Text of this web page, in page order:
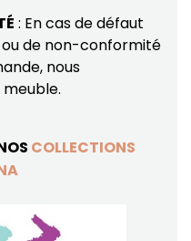
: En cas de défaut
de non-conformité
nous
COLLECTIONS